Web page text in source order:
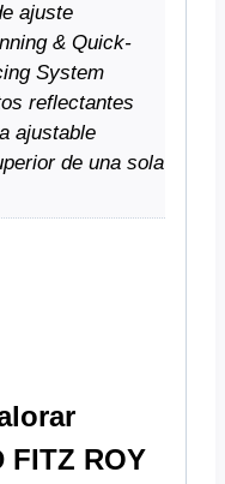
ajuste
& Quick-
System
reflectantes
ajustable
de una sola
FITZ ROY